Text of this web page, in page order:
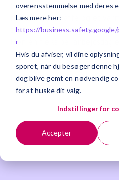
overensstemmelse med deres
Læs mere her:
https://business.safety.google/
r
Hvis du afviser, vil dine
sporet, når du besøger denne
dog blive gemt en nødvendig
for at huske dit valg.
Indstillinger for
Accepter
Forestil dig, at du sidder i
friskbrygget kaffe og et
cloud-baseret system kan
Men en fleksibel
til at vælge en
i skyen. Her er vores 5
baseret økonomisystem.